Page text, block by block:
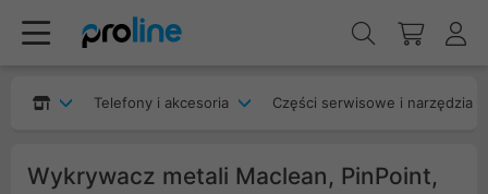
Telefony i akcesoria Części serwisowe i narzędzia
Wykrywacz metali Maclean, PinPoint,